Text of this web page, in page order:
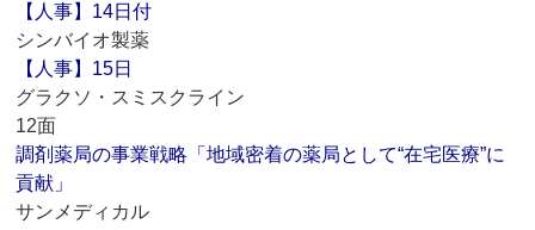
【人事】14日付
シンバイオ製薬
【人事】15日
グラクソ・スミスクライン
12面
調剤薬局の事業戦略「地域密着の薬局として“在宅医療”に
貢献」
サンメディカル